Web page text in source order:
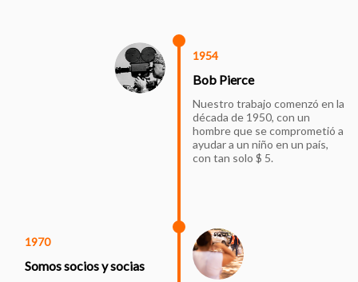
1954
Bob Pierce
Nuestro trabajo comenzó en la
década de 1950, con un
hombre que se comprometió a
ayudar a un niño en un país,
con tan solo $ 5.
1970
Somos socios y socias